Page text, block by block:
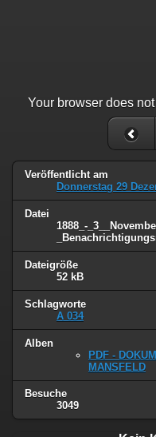
Your browser does
Veröffentlicht am
Donnerstag 29
Datei
1888_-
Dateigröße
52 kB
Schlagworte
A 034
Alben
PDF -
MANSFELD
Besuche
3049